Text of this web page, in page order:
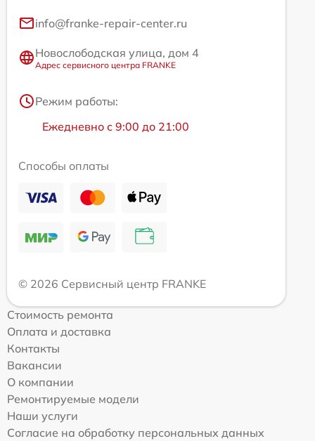
info@franke-repair-center.ru
Новослободская улица, дом 4
Адрес сервисного центра FRANKE
Режим работы:
Ежедневно с 9:00 до 21:00
Способы оплаты
© 2026 Сервисный центр FRANKE
Стоимость ремонта
Оплата и доставка
Контакты
Вакансии
О компании
Ремонтируемые модели
Наши услуги
Согласие на обработку персональных данных